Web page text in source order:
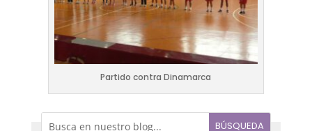
Partido contra Dinamarca